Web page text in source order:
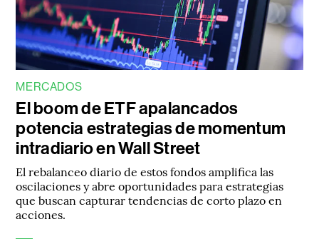
MERCADOS
El boom de ETF apalancados
potencia estrategias de momentum
intradiario en Wall Street
El rebalanceo diario de estos fondos amplifica las
oscilaciones y abre oportunidades para estrategias
que buscan capturar tendencias de corto plazo en
acciones.